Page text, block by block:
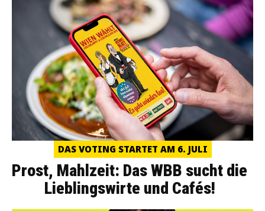
DAS VOTING STARTET AM 6. JULI
Prost, Mahlzeit: Das WBB sucht die
Lieblingswirte und Cafés!